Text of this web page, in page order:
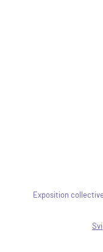
Exposition